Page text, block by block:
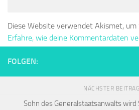
Diese Website verwendet Akismet, um
Erfahre, wie deine Kommentardaten
FOLGEN:
NÄCHSTER BEITRAG
Sohn des Generalstaatsanwalts